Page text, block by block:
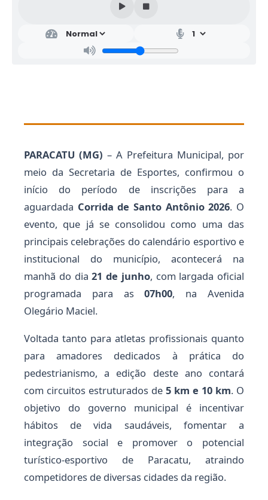
PARACATU (MG) – A Prefeitura Municipal, por
meio da Secretaria de Esportes, confirmou o
início do período de inscrições para a
aguardada Corrida de Santo Antônio 2026. O
evento, que já se consolidou como uma das
principais celebrações do calendário esportivo e
institucional do município, acontecerá na
manhã do dia21 de junho, com largada oficial
programada para as07h00, na Avenida
Olegário Maciel.
Voltada tanto para atletas profissionais quanto
para amadores dedicados à prática do
pedestrianismo, a edição deste ano contará
com circuitos estruturados de 5 km e 10 km. O
objetivo do governo municipal é incentivar
hábitos de vida saudáveis, fomentar a
integração social e promover o potencial
turístico-esportivo de Paracatu, atraindo
competidores de diversas cidades da região.